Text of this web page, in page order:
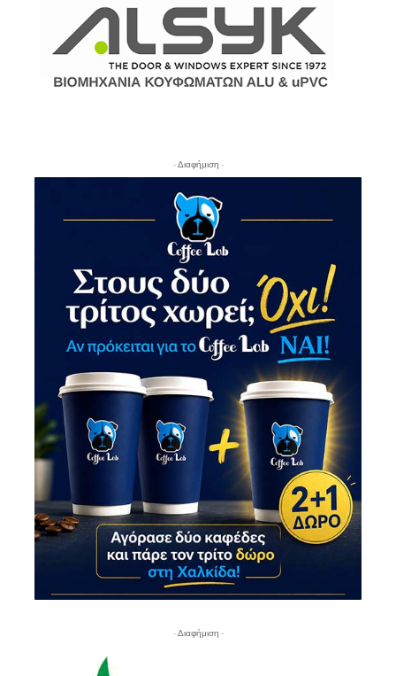
- Διαφήμιση -
- Διαφήμιση -